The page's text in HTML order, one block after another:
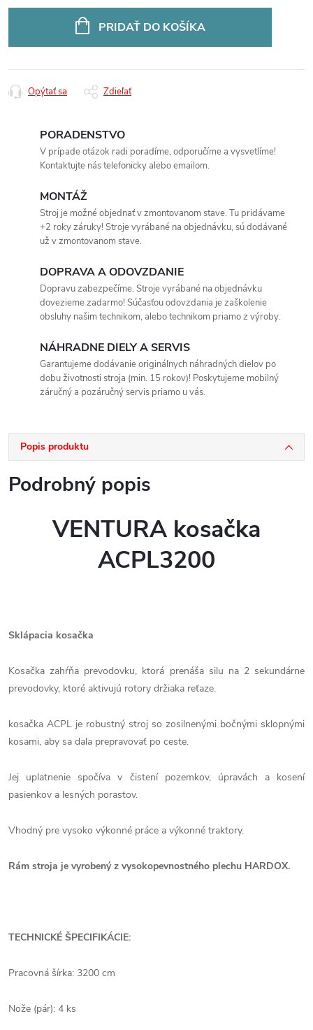
PRIDAŤ DO KOŠÍKA
Opýtať sa Zdieľať
PORADENSTVO
V prípade otázok radi poradíme, odporučíme a vysvetlíme!
Kontaktujte nás telefonicky alebo emailom.
MONTÁŽ
Stroj je možné objednať v zmontovanom stave. Tu pridávame
+2 roky záruky! Stroje vyrábané na objednávku, sú dodávané
už v zmontovanom stave.
DOPRAVA A ODOVZDANIE
Dopravu zabezpečíme. Stroje vyrábané na objednávku
dovezieme zadarmo! Súčasťou odovzdania je zaškolenie
obsluhy našim technikom, alebo technikom priamo z výroby.
NÁHRADNE DIELY A SERVIS
Garantujeme dodávanie originálnych náhradných dielov po
dobu životnosti stroja (min. 15 rokov)! Poskytujeme mobilný
záručný a pozáručný servis priamo u vás.
Popis produktu
Podrobný popis
VENTURA kosačka
ACPL3200
Sklápacia kosačka
Kosačka zahŕňa prevodovku, ktorá prenáša silu na 2 sekundárne
prevodovky, ktoré aktivujú rotory držiaka reťaze.
kosačka ACPL je robustný stroj so zosilnenými bočnými sklopnými
kosami, aby sa dala prepravovať po ceste.
Jej uplatnenie spočíva v čistení pozemkov, úpravách a kosení
pasienkov a lesných porastov.
Vhodný pre vysoko výkonné práce a výkonné traktory.
Rám stroja je vyrobený z vysokopevnostného plechu HARDOX.
TECHNICKÉ ŠPECIFIKÁCIE:
Pracovná šírka: 3200 cm
Nože (pár): 4 ks